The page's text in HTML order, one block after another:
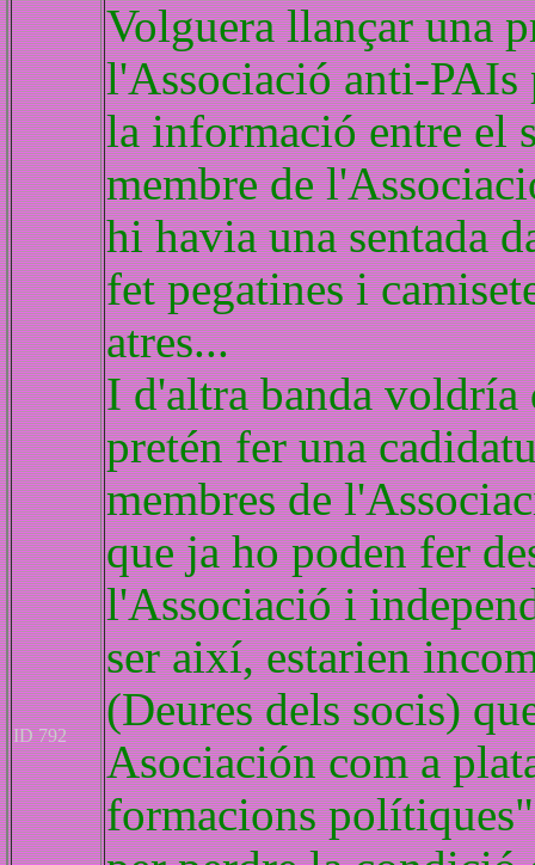
ID 792
Volguera llançar una
l'Associació anti-
la informació entre el
membre de
hi havia una sentada
fet pegatines i
atres...
I d'altra banda voldría
pretén fer una
membres de
que ja ho poden fer
l'Associació i
ser així, estarien
(Deures dels socis)
Asociación com a
formacions